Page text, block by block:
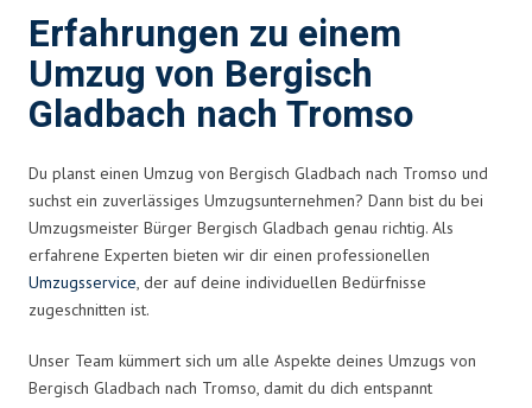
Erfahrungen zu einem
Umzug von Bergisch
Gladbach nach Tromso
Du planst einen Umzug von Bergisch Gladbach nach Tromso und
suchst ein zuverlässiges Umzugsunternehmen? Dann bist du bei
Umzugsmeister Bürger Bergisch Gladbach genau richtig. Als
erfahrene Experten bieten wir dir einen professionellen
Umzugsservice, der auf deine individuellen Bedürfnisse
zugeschnitten ist.
Unser Team kümmert sich um alle Aspekte deines Umzugs von
Bergisch Gladbach nach Tromso, damit du dich entspannt